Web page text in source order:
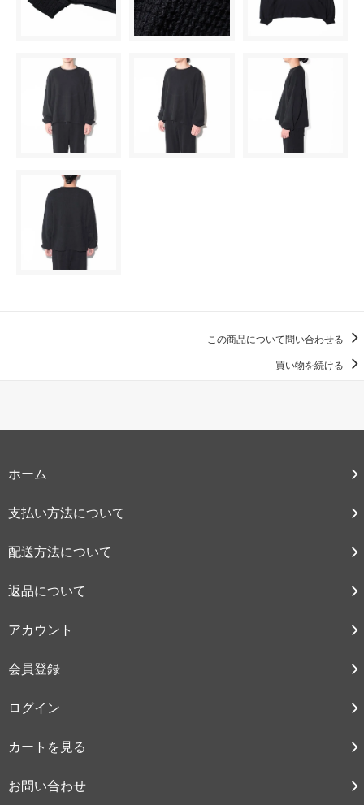
この商品について問い合わせる
買い物を続ける
ホーム
支払い方法について
配送方法について
返品について
アカウント
会員登録
ログイン
カートを見る
お問い合わせ